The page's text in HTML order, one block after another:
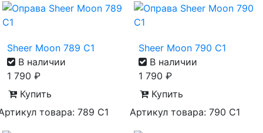
Sheer Moon 789 C1
В наличии
1 790 ₽
Купить
товара: 789 С1
Sheer Moon 790 C1
В наличии
1 790 ₽
Купить
Артикул товара: 790 С1